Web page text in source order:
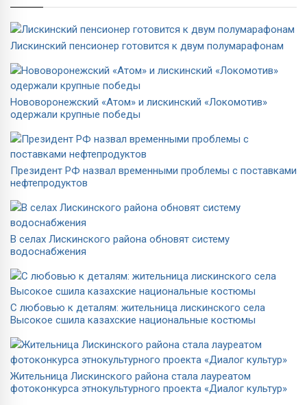
Лискинский пенсионер готовится к двум полумарафонам
Нововоронежский «Атом» и лискинский «Локомотив»
одержали крупные победы
Президент РФ назвал временными проблемы с поставками
нефтепродуктов
В селах Лискинского района обновят систему
водоснабжения
С любовью к деталям: жительница лискинского села
Высокое сшила казахские национальные костюмы
Жительница Лискинского района стала лауреатом
фотоконкурса этнокультурного проекта «Диалог культур»